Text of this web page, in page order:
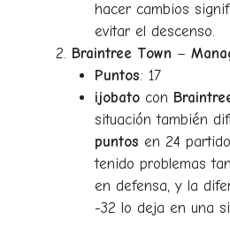
hacer cambios
evitar el descenso.
Braintree Town –
Puntos: 17
ijobatocon
situación también
puntos en 24
tenido problemas
en defensa, y la
-32 lo deja en una